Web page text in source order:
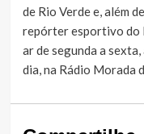
de Rio Verde e, além
repórter esportivo do
ar de segunda a
dia, na Rádio Morada